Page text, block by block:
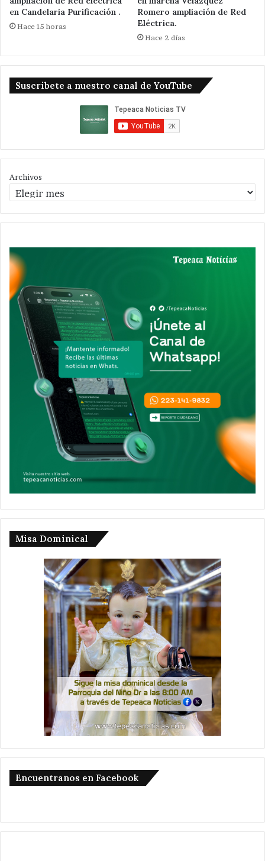
en Candelaria Purificación .
Hace 15 horas
Romero ampliación de Red
Eléctrica.
Hace 2 días
Suscribete a nuestro canal de YouTube
Archivos
Misa Dominical
Encuentranos en Facebook